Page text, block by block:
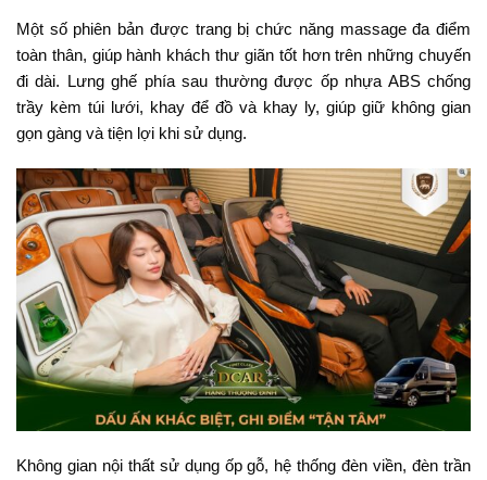
Một số phiên bản được trang bị chức năng massage đa điểm
toàn thân, giúp hành khách thư giãn tốt hơn trên những chuyến
đi dài. Lưng ghế phía sau thường được ốp nhựa ABS chống
trầy kèm túi lưới, khay để đồ và khay ly, giúp giữ không gian
gọn gàng và tiện lợi khi sử dụng.
Không gian nội thất sử dụng ốp gỗ, hệ thống đèn viền, đèn trần